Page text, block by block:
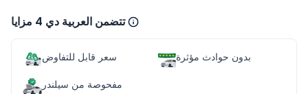
تتضمن العربية دي 4 مزايا
سعر قابل للتفاوض
مفحوصة من سيلندر
بدون حوادث مؤثرة